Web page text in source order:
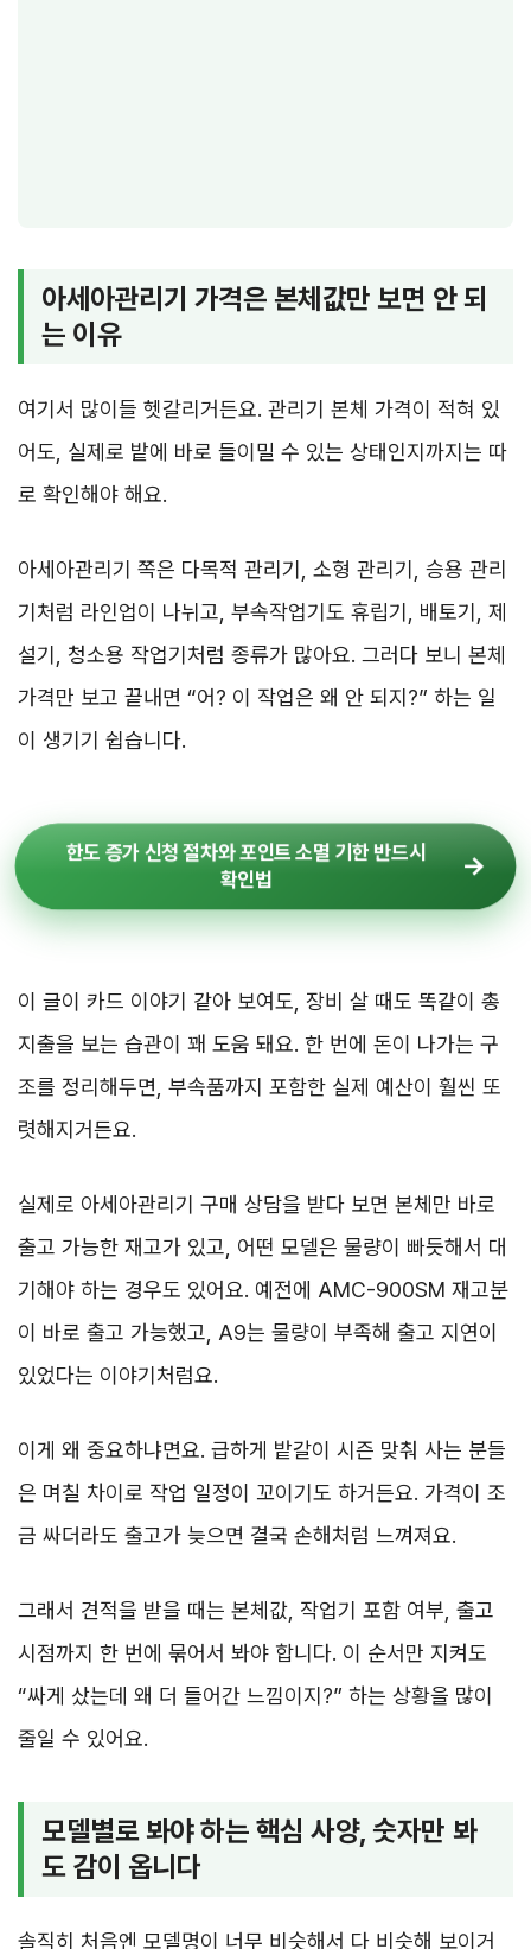
아세아관리기 가격은 본체값만 보면 안 되
는 이유
여기서 많이들 헷갈리거든요. 관리기 본체 가격이 적혀 있
어도, 실제로 밭에 바로 들이밀 수 있는 상태인지까지는 따
로 확인해야 해요.
아세아관리기 쪽은 다목적 관리기, 소형 관리기, 승용 관리
기처럼 라인업이 나뉘고, 부속작업기도 휴립기, 배토기, 제
설기, 청소용 작업기처럼 종류가 많아요. 그러다 보니 본체
가격만 보고 끝내면 “어? 이 작업은 왜 안 되지?” 하는 일
이 생기기 쉽습니다.
한도 증가 신청 절차와 포인트 소멸 기한 반드시
확인법
이 글이 카드 이야기 같아 보여도, 장비 살 때도 똑같이 총
지출을 보는 습관이 꽤 도움 돼요. 한 번에 돈이 나가는 구
조를 정리해두면, 부속품까지 포함한 실제 예산이 훨씬 또
렷해지거든요.
실제로 아세아관리기 구매 상담을 받다 보면 본체만 바로
출고 가능한 재고가 있고, 어떤 모델은 물량이 빠듯해서 대
기해야 하는 경우도 있어요. 예전에 AMC-900SM 재고분
이 바로 출고 가능했고, A9는 물량이 부족해 출고 지연이
있었다는 이야기처럼요.
이게 왜 중요하냐면요. 급하게 밭갈이 시즌 맞춰 사는 분들
은 며칠 차이로 작업 일정이 꼬이기도 하거든요. 가격이 조
금 싸더라도 출고가 늦으면 결국 손해처럼 느껴져요.
그래서 견적을 받을 때는 본체값, 작업기 포함 여부, 출고
시점까지 한 번에 묶어서 봐야 합니다. 이 순서만 지켜도
“싸게 샀는데 왜 더 들어간 느낌이지?” 하는 상황을 많이
줄일 수 있어요.
모델별로 봐야 하는 핵심 사양, 숫자만 봐
도 감이 옵니다
솔직히 처음엔 모델명이 너무 비슷해서 다 비슷해 보이거